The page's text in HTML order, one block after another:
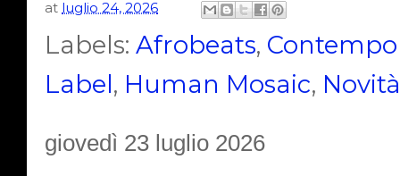
at luglio 24, 2026
Labels: Afrobeats,
Label, Human Mosaic,
giovedì 23 luglio 2026